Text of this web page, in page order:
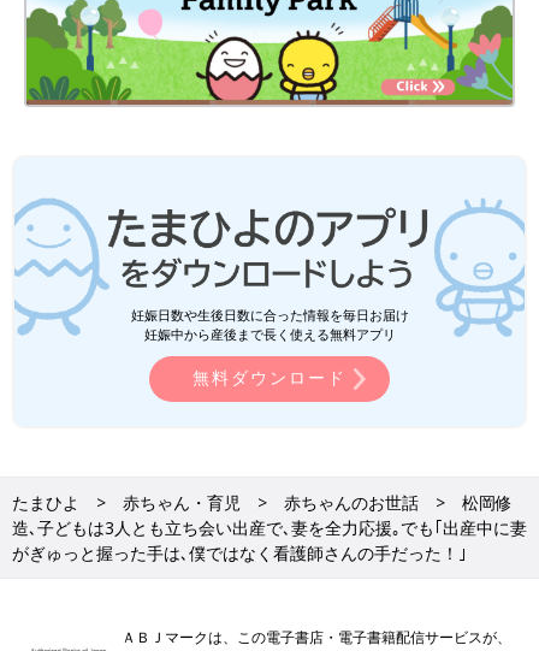
妊娠日数や生後日数に合った情報を毎日お届け
妊娠中から産後まで長く使える無料アプリ
無料ダウンロード
たまひよ 赤ちゃん・育児 赤ちゃんのお世話
松岡修
造､子どもは3人とも立ち会い出産で､妻を全力応援｡でも｢出産中に妻
がぎゅっと握った手は､僕ではなく看護師さんの手だった！｣
ＡＢＪマークは、この電子書店・電子書籍配信サービスが、